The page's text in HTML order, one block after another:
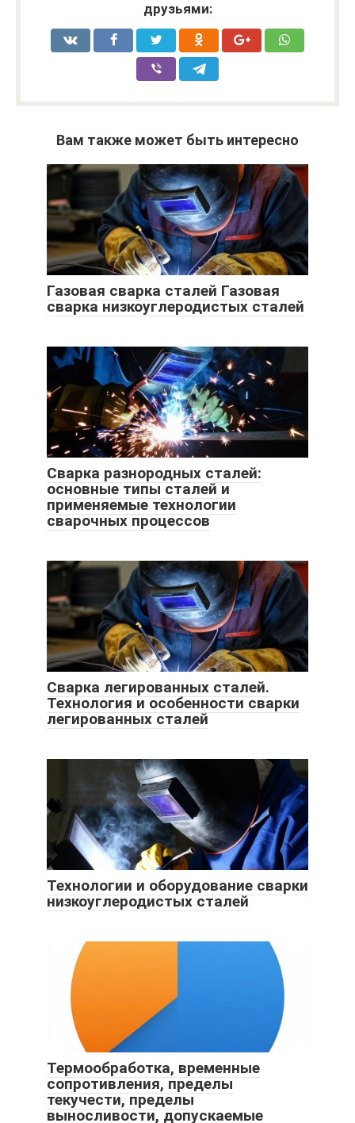
друзьями:
Вам также может быть интересно
Газовая сварка сталей Газовая
сварка низкоуглеродистых сталей
Сварка разнородных сталей:
основные типы сталей и
применяемые технологии
сварочных процессов
Сварка легированных сталей.
Технология и особенности сварки
легированных сталей
Технологии и оборудование сварки
низкоуглеродистых сталей
Термообработка, временные
сопротивления, пределы
текучести, пределы
выносливости, допускаемые